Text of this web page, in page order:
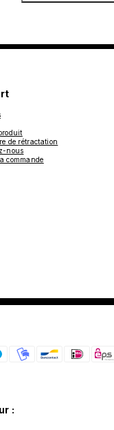
de rétractation
nous
commande
: